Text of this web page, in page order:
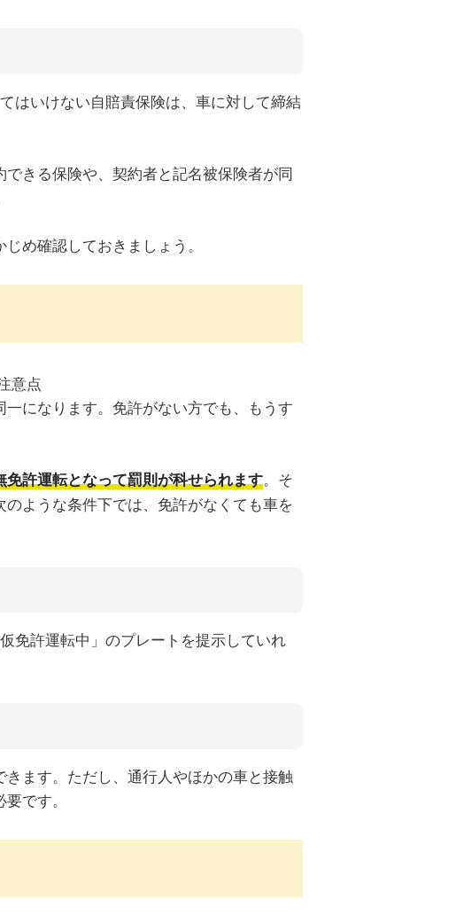
はいけない自賠責保険は、車に対して締結
きる保険や、契約者と記名被保険者が同
め確認しておきましょう。
になります。免許がない方でも、もうす
許運転となって罰則が科せられます。そ
ような条件下では、免許がなくても車を
免許運転中」のプレートを提示していれ
ます。ただし、通行人やほかの車と接触
です。